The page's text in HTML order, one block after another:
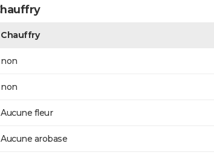
Chauffry
non
non
Aucune fleur
Aucune arobase